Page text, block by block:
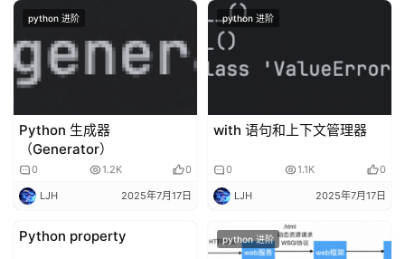
础
开
云
原
生
监
python 进阶
Python 生成器
（Generator）
0 1.2K 0
LJH 2025年7月17日
python 进阶
with 语句和上下文管理器
0 1.1K 0
LJH 2025年7月17日
python 进阶
Python property python 进阶